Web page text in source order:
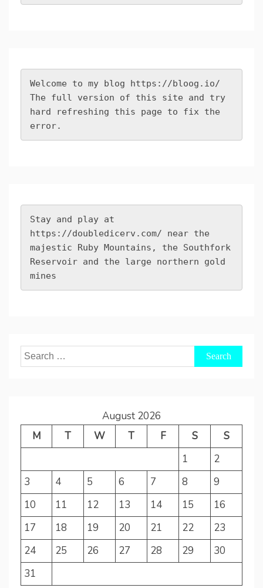
Welcome to my blog https://bloog.io/
The full version of this site and try
hard refreshing this page to fix the
error.
https://doubledicerv.com/ near the
majestic Ruby Mountains, the Southfork
Reservoir and the large northern gold
mines
Search
for:
August 2026
M
T W T F S
S
1
2
3
4 5 6 7 8
9
10
11 12 13 14 15
16
17
18 19 20 21 22
23
24
25 26 27 28 29
30
31